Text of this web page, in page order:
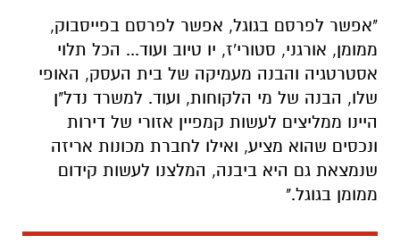
"אפשר לפרסם בגוגל, אפשר לפרסם בפייסבוק,
ממומן, אורגני, סטורי'ז, יו טיוב ועוד... הכל תלוי
אסטרטגיה והבנה מעמיקה של בית העסק, האופי
שלו, הבנה של מי הלקוחות, ועוד. למשרד נדל"ן
היינו ממליצים לעשות קמפיין אזורי של דירות
ונכסים שהוא מציע, ואילו לחברת מכונות אריזה
שנמצאת גם היא ביבנה, המלצנו לעשות קידום
ממומן בגוגל."